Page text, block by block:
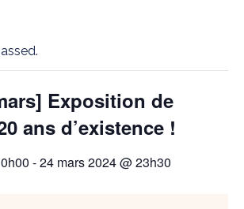
Exposition de
ans d’existence !
-24 mars 2024 @ 23h30